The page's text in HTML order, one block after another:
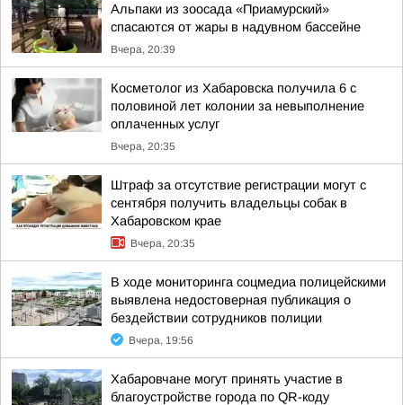
Альпаки из зоосада «Приамурский»
спасаются от жары в надувном бассейне
Вчера, 20:39
Косметолог из Хабаровска получила 6 с
половиной лет колонии за невыполнение
оплаченных услуг
Вчера, 20:35
Штраф за отсутствие регистрации могут с
сентября получить владельцы собак в
Хабаровском крае
Вчера, 20:35
В ходе мониторинга соцмедиа полицейскими
выявлена недостоверная публикация о
бездействии сотрудников полиции
Вчера, 19:56
Хабаровчане могут принять участие в
благоустройстве города по QR-коду